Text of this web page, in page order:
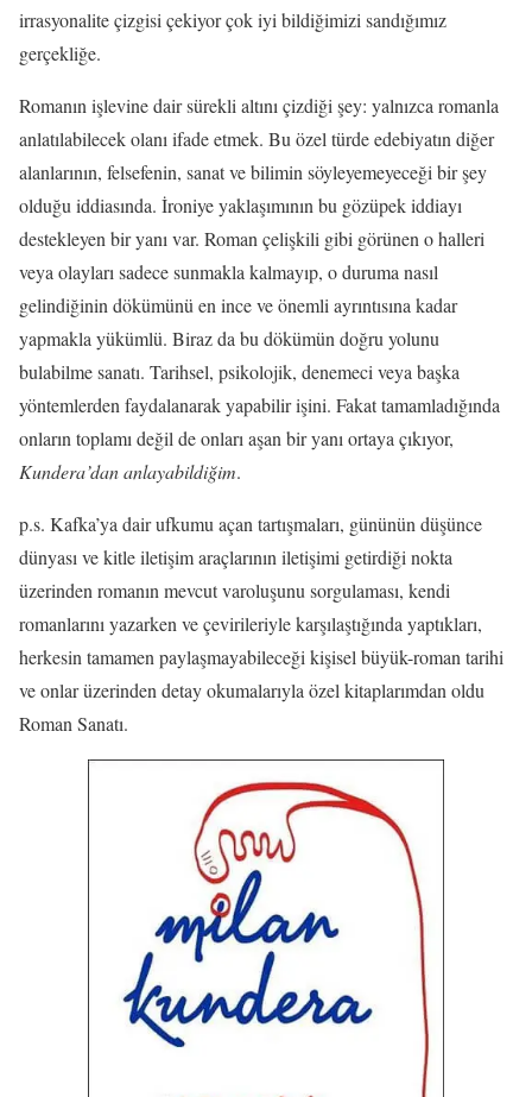
irrasyonalite çizgisi çekiyor çok iyi bildiğimizi sandığımız
gerçekliğe.
Romanın işlevine dair sürekli altını çizdiği şey: yalnızca romanla
anlatılabilecek olanı ifade etmek. Bu özel türde edebiyatın diğer
alanlarının, felsefenin, sanat ve bilimin söyleyemeyeceği bir şey
olduğu iddiasında. İroniye yaklaşımının bu gözüpek iddiayı
destekleyen bir yanı var. Roman çelişkili gibi görünen o halleri
veya olayları sadece sunmakla kalmayıp, o duruma nasıl
gelindiğinin dökümünü en ince ve önemli ayrıntısına kadar
yapmakla yükümlü. Biraz da bu dökümün doğru yolunu
bulabilme sanatı. Tarihsel, psikolojik, denemeci veya başka
yöntemlerden faydalanarak yapabilir işini. Fakat tamamladığında
onların toplamı değil de onları aşan bir yanı ortaya çıkıyor,
Kundera’dan anlayabildiğim.
p.s. Kafka’ya dair ufkumu açan tartışmaları, gününün düşünce
dünyası ve kitle iletişim araçlarının iletişimi getirdiği nokta
üzerinden romanın mevcut varoluşunu sorgulaması, kendi
romanlarını yazarken ve çevirileriyle karşılaştığında yaptıkları,
herkesin tamamen paylaşmayabileceği kişisel büyük-roman tarihi
ve onlar üzerinden detay okumalarıyla özel kitaplarımdan oldu
Roman Sanatı.